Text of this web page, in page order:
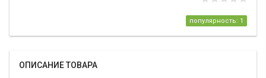
популярность: 1
ОПИСАНИЕ ТОВАРА